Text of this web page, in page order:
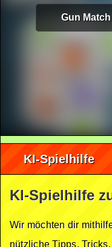
Gun
KI-Spielhilfe
KI-Spielhilfe
Wir möchten dir
nützliche Tipps,